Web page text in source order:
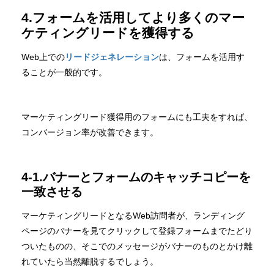
4.フォームを活用してより多くのマー
ケティングリードを獲得する
Web上でのリードジェネレーションは、フォームを活用す
ることが一般的です。
マーケティングリード獲得用のフォームにも工夫をすれば、
コンバージョン率が改善できます。
4-1.バナーとフォームのキャッチコピーを
一致させる
マーケティングリードとなるWeb訪問者が、ランディング
ページのバナーを見てクリックして登録フォームまでたどり
ついたものの、そこでのメッセージがバナーのものとかけ離
れていたら当然離脱するでしょう。